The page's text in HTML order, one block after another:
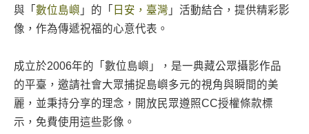
與「 數位島嶼 」的「 日安，臺灣 」活動結合，提供精彩影
像，作為傳遞祝福的心意代表。
成立於2006年的「數位島嶼」，是一典藏公眾攝影作品
的平臺，邀請社會大眾捕捉島嶼多元的視角與瞬間的美
麗，並秉持分享的理念，開放民眾遵照CC授權條款標
示，免費使用這些影像。